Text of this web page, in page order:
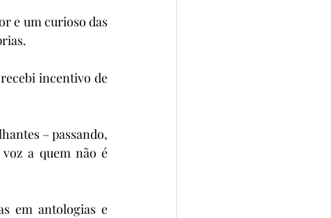
e um curioso das
incentivo de
– passando,
a quem não é
em antologias e